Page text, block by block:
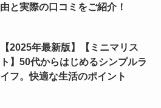
由と実際の口コミをご紹介！
【2025年最新版】【ミニマリス
ト】50代からはじめるシンプルラ
イフ。快適な生活のポイント